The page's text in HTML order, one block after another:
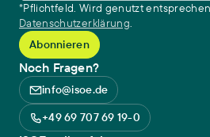
*Pflichtfeld. Wird genutzt
Datenschutzerklärung.
Noch Fragen?
info@isoe.de
+49 69 707 69 19-0